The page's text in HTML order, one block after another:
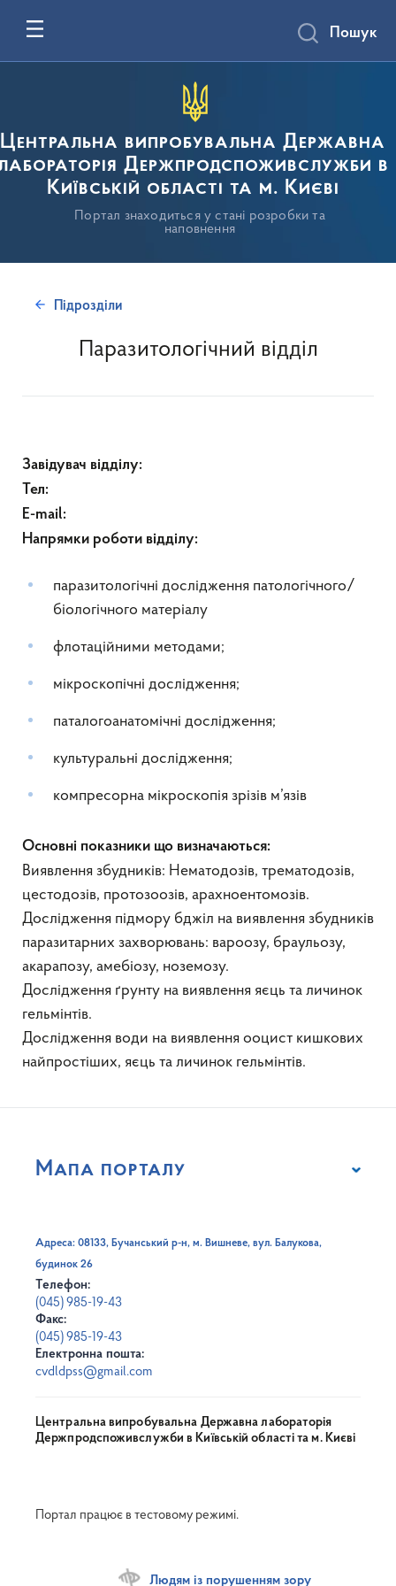
Центральна випробувальна Державна
Держпродспоживслужби в
Київській області та м. Києві
Портал знаходиться у стані розробки та
наповнення
Пошук
Підрозділи
Паразитологічний відділ
Завідувач відділу:
Тел:
E-mail:
Напрямки роботи відділу:
паразитологічні дослідження патологічного/
біологічного матеріалу
флотаційними методами;
мікроскопічні дослідження;
паталогоанатомічні дослідження;
культуральні дослідження;
компресорна мікроскопія зрізів м’язів
Основні показники що визначаються:
Виявлення збудників: Нематодозів, трематодозів,
цестодозів, протозоозів, арахноентомозів.
Дослідження підмору бджіл на виявлення збудників
паразитарних захворювань: вароозу, браульозу,
акарапозу, амебіозу, ноземозу.
Дослідження ґрунту на виявлення яєць та личинок
гельмінтів.
Дослідження води на виявлення ооцист кишкових
найпростіших, яєць та личинок гельмінтів.
Мапа порталу
Адреса: 08133, Бучанський р-н, м. Вишневе, вул. Балукова,
будинок 26
Телефон:
(045) 985-19-43
Факс:
(045) 985-19-43
Електронна пошта:
cvdldpss@gmail.com
Центральна випробувальна Державна лабораторія
Держпродспоживслужби в Київській області та м. Києві
Портал працює в тестовому режимі.
Людям із порушенням зору